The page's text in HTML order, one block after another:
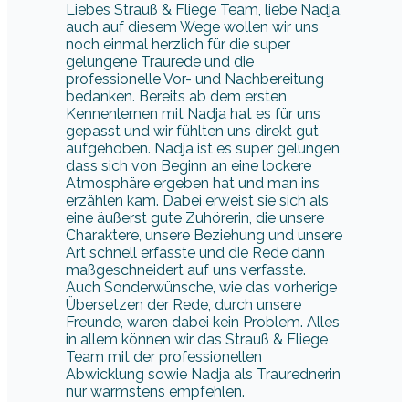
Liebes Strauß & Fliege Team, liebe Nadja,
auch auf diesem Wege wollen wir uns
noch einmal herzlich für die super
gelungene Traurede und die
professionelle Vor- und Nachbereitung
bedanken. Bereits ab dem ersten
Kennenlernen mit Nadja hat es für uns
gepasst und wir fühlten uns direkt gut
aufgehoben. Nadja ist es super gelungen,
dass sich von Beginn an eine lockere
Atmosphäre ergeben hat und man ins
erzählen kam. Dabei erweist sie sich als
eine äußerst gute Zuhörerin, die unsere
Charaktere, unsere Beziehung und unsere
Art schnell erfasste und die Rede dann
maßgeschneidert auf uns verfasste.
Auch Sonderwünsche, wie das vorherige
Übersetzen der Rede, durch unsere
Freunde, waren dabei kein Problem. Alles
in allem können wir das Strauß & Fliege
Team mit der professionellen
Abwicklung sowie Nadja als Traurednerin
nur wärmstens empfehlen.